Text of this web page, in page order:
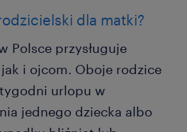
dla matki?
Polsce przysługuje
i ojcom. Oboje rodzice
urlopu w
jednego dziecka albo